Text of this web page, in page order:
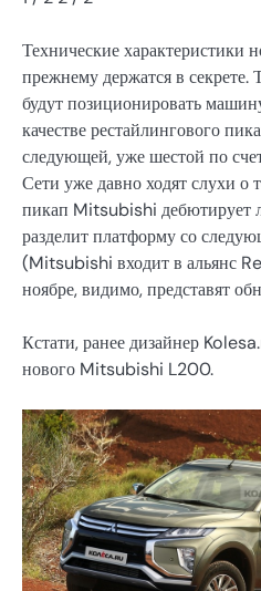
Технические
прежнему держатся в секрете.
будут позиционировать
качестве рестайлингового
следующей, уже шестой по
Сети уже давно ходят слухи о
пикап Mitsubishi дебютирует
разделит платформу со
(Mitsubishi входит в альянс
ноябре, видимо, представят
Кстати, ранее дизайнер
нового Mitsubishi L200.